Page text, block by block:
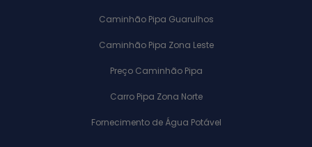
Caminhão Pipa Guarulhos
Caminhão Pipa Zona Leste
Preço Caminhão Pipa
Carro Pipa Zona Norte
Fornecimento de Água Potável